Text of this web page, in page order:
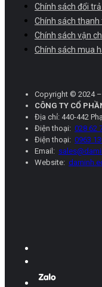
Chính sách đổi
Chính sách thanh
Chính sách vận
Chính sách mua
Copyright © 2024
CÔNG TY CỔ
Địa chỉ: 440-442
Điện thoại: 028 62
Điện thoại: 0963
Email:
Website: